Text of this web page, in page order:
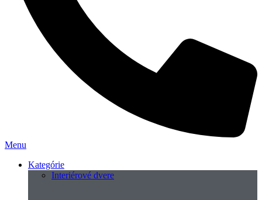
Menu
Kategórie
Interiérové dvere